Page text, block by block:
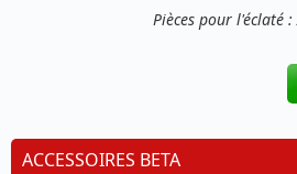
Pièces pour l'éclaté :
ACCESSOIRES BETA